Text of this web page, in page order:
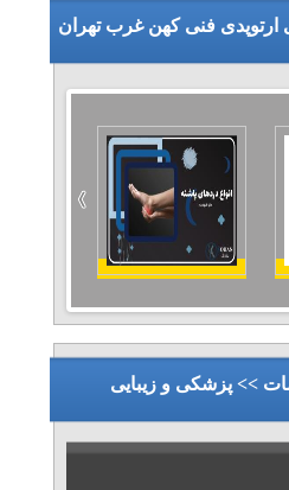
ارتوپدی فنی کهن غرب تهران
>> پزشکی و زیبایی